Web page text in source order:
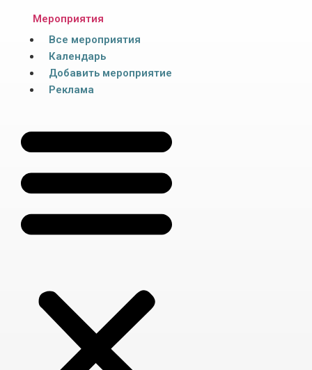
Мероприятия
Все мероприятия
Календарь
Добавить мероприятие
Реклама